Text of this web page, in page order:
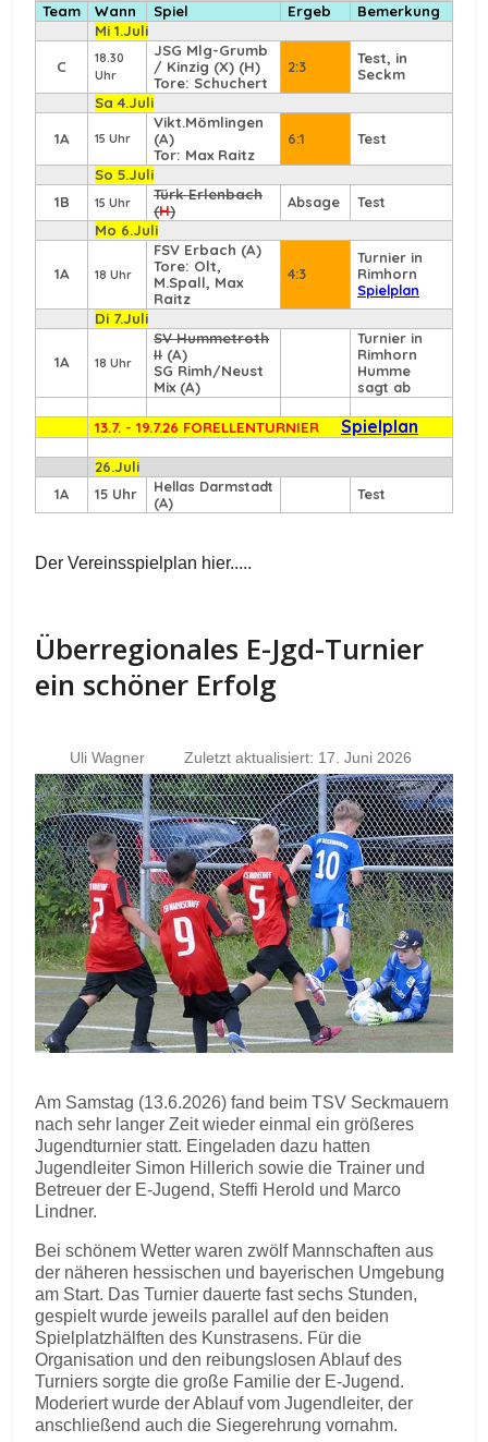
Team Wann Spiel Ergeb
Bemerkung
Mi 1.Juli
C
18.30
Uhr
JSG Mlg-Grumb
/ Kinzig (X) (H)
Tore: Schuchert
2:3
Test, in
Seckm
Sa 4.Juli
1A 15 Uhr
Vikt.Mömlingen
(A)
Tor: Max Raitz
6:1 Test
So 5.Juli
1B
15 Uhr
Türk Erlenbach
(H) Absage
Test
Mo 6.Juli
1A 18 Uhr
FSV Erbach (A)
Tore: Olt,
M.Spall, Max
Raitz
4:3
Turnier in
Rimhorn
Spielplan
Di 7.Juli
1A 18 Uhr
SV Hummetroth
II (A)
SG Rimh/Neust
Mix (A)
Turnier in
Rimhorn
Humme
sagt ab
13.7. - 19.7.26 FORELLENTURNIER Spielplan
26.Juli
1A
15 Uhr
Hellas Darmstadt
(A)
Test
Der Vereinsspielplan hier.....
Überregionales E-Jgd-Turnier
ein schöner Erfolg
Uli Wagner Zuletzt aktualisiert: 17. Juni 2026
Am Samstag (13.6.2026) fand beim TSV Seckmauern
nach sehr langer Zeit wieder einmal ein größeres
Jugendturnier statt. Eingeladen dazu hatten
Jugendleiter Simon Hillerich sowie die Trainer und
Betreuer der E-Jugend, Steffi Herold und Marco
Lindner.
Bei schönem Wetter waren zwölf Mannschaften aus
der näheren hessischen und bayerischen Umgebung
am Start. Das Turnier dauerte fast sechs Stunden,
gespielt wurde jeweils parallel auf den beiden
Spielplatzhälften des Kunstrasens. Für die
Organisation und den reibungslosen Ablauf des
Turniers sorgte die große Familie der E-Jugend.
Moderiert wurde der Ablauf vom Jugendleiter, der
anschließend auch die Siegerehrung vornahm.